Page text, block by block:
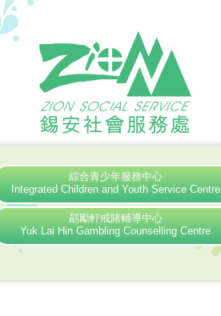
綜合青少年服務中心
Integrated Children and Youth Service Centre
勗勵軒戒賭輔導中心
Yuk Lai Hin Gambling Counselling Centre